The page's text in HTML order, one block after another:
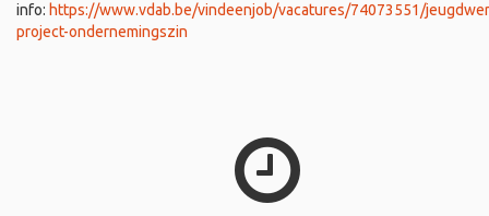
info: https://www.vdab.be/vindeenjob/vacatures/74073551/
project-ondernemingszin